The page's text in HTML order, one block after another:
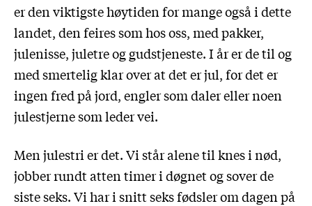
er den viktigste høytiden for mange også i dette
landet, den feires som hos oss, med pakker,
julenisse, juletre og gudstjeneste. I år er de til og
med smertelig klar over at det er jul, for det er
ingen fred på jord, engler som daler eller noen
julestjerne som leder vei.
Men julestri er det. Vi står alene til knes i nød,
jobber rundt atten timer i døgnet og sover de
siste seks. Vi har i snitt seks fødsler om dagen på